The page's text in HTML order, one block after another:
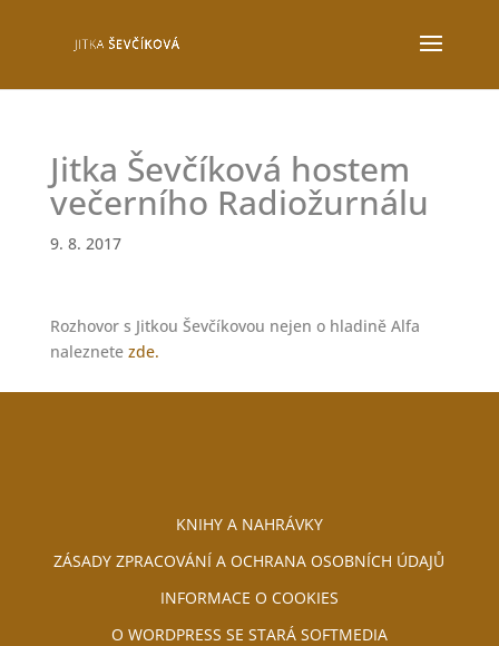
Jitka Ševčíková hostem
večerního Radiožurnálu
9. 8. 2017
Rozhovor s Jitkou Ševčíkovou nejen o hladině Alfa
naleznete zde.
KNIHY A NAHRÁVKY
ZÁSADY ZPRACOVÁNÍ A OCHRANA OSOBNÍCH ÚDAJŮ
INFORMACE O COOKIES
O WORDPRESS SE STARÁ SOFTMEDIA